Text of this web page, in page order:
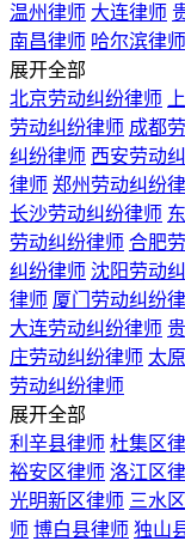
温州律师 大连律师
南昌律师 哈尔滨律师
展开全部
北京劳动纠纷律师
劳动纠纷律师 成都
纠纷律师 西安劳动
律师 郑州劳动纠纷
长沙劳动纠纷律师
劳动纠纷律师 合肥
纠纷律师 沈阳劳动
律师 厦门劳动纠纷
大连劳动纠纷律师
庄劳动纠纷律师 太
劳动纠纷律师
展开全部
利辛县律师 杜集区
裕安区律师 洛江区
光明新区律师 三水
师 博白县律师 独山